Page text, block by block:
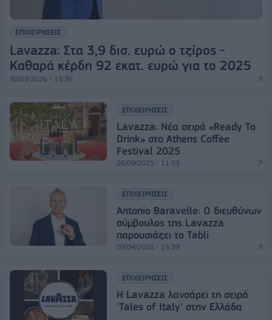
ΕΠΙΧΕΙΡΗΣΕΙΣ
Lavazza: Στα 3,9 δισ. ευρώ ο τζίρος -
Καθαρά κέρδη 92 εκατ. ευρώ για το 2025
30/03/2026 - 15:36
ΕΠΙΧΕΙΡΗΣΕΙΣ
Lavazza: Νέα σειρά «Ready To
Drink» στο Athens Coffee
Festival 2025
26/09/2025 - 11:53
ΕΠΙΧΕΙΡΗΣΕΙΣ
Antonio Baravelle: Ο διευθύνων
σύμβουλος της Lavazza
παρουσιάζει το Tabli
03/04/2025 - 15:39
ΕΠΙΧΕΙΡΗΣΕΙΣ
Η Lavazza λανσάρει τη σειρά
'Tales of Italy' στην Ελλάδα